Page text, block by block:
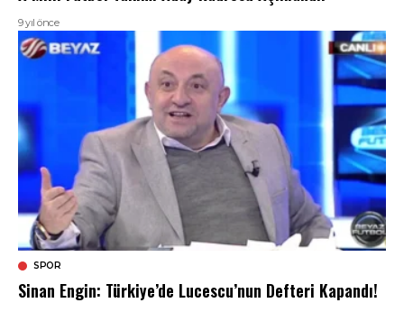
9 yıl önce
SPOR
Sinan Engin: Türkiye’de Lucescu’nun Defteri Kapandı!